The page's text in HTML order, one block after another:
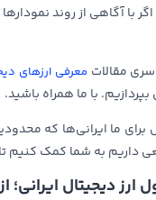
با آگاهی از روند
مقالات معرفی ارزهای
بپردازیم. با ما همراه باشید.
برای ما ایرانی‌ها که
داریم به شما کمک کنیم تا
دیجیتال ایرانی؛